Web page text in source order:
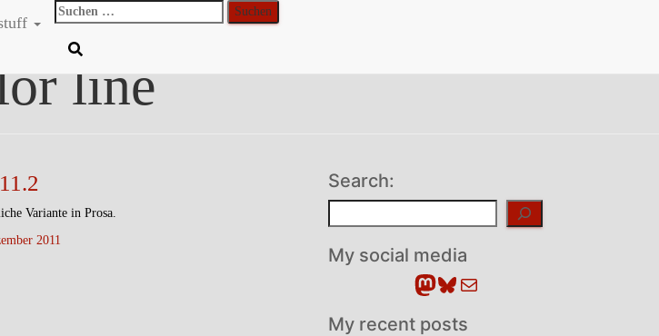
Suchen
nach:
line
Variante in Prosa.
2011
Search:
My social media
Mastodon
Bluesky
E-Mail
My recent posts